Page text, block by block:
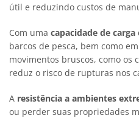
útil e reduzindo custos de
Com uma capacidade de carga
barcos de pesca, bem como
movimentos bruscos, como os
reduz o risco de rupturas nos
A resistência a ambientes
ou perder suas propriedades